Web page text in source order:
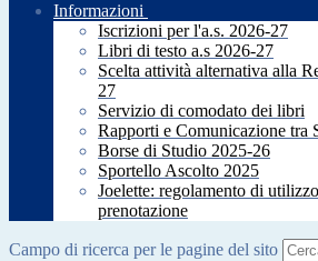
Informazioni
Iscrizioni per l'a.s. 2026-27
Libri di testo a.s 2026-27
Scelta attività alternativa alla
27
Servizio di comodato dei libri
Rapporti e Comunicazione tra
Borse di Studio 2025-26
Sportello Ascolto 2025
Joelette: regolamento di
prenotazione
Campo di ricerca per le pagine del sito